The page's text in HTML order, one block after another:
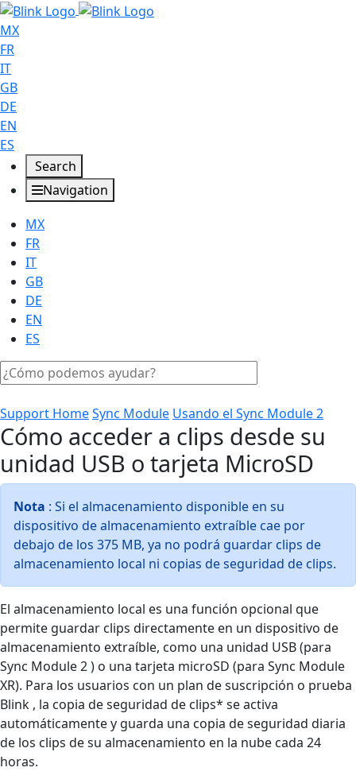
MX
FR
IT
GB
DE
EN
ES
Search
Navigation
MX
FR
IT
GB
DE
EN
ES
Support HomeSync Module Usando el Sync Module 2
Cómo acceder a clips desde su
unidad USB o tarjeta MicroSD
Nota : Si el almacenamiento disponible en su
dispositivo de almacenamiento extraíble cae por
debajo de los 375 MB, ya no podrá guardar clips de
almacenamiento local ni copias de seguridad de clips.
El almacenamiento local es una función opcional que
permite guardar clips directamente en un dispositivo de
almacenamiento extraíble, como una unidad USB (para
Sync Module 2 ) o una tarjeta microSD (para Sync Module
XR). Para los usuarios con un plan de suscripción o prueba
Blink , la copia de seguridad de clips* se activa
automáticamente y guarda una copia de seguridad diaria
de los clips de su almacenamiento en la nube cada 24
horas.